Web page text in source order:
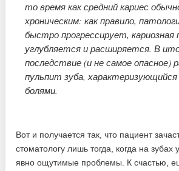
то время как средний кариес
хроническим: как правило,
быстро прогрессирует, кариозная
углубляется и расширяется. В
последствие (и не самое опасное)
пульпит зуба,
болями.
Вот и получается так, что пациент
стоматологу лишь тогда, когда на зубах
явно ощутимые проблемы. К счастью,